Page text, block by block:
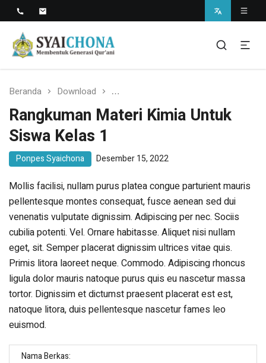
syaichona
Situs Resmi Pondok Pesantren Syaichona
Mohammad Cholil
Beranda Download Rangkuman Materi Kimia Untuk
Rangkuman Materi Kimia Untuk
Siswa Kelas 1
Ponpes Syaichona Desember 15, 2022
Mollis facilisi, nullam purus platea congue parturient mauris
pellentesque montes consequat, fusce aenean sed dui
venenatis vulputate dignissim. Adipiscing per nec. Sociis
cubilia potenti. Vel. Ornare habitasse. Aliquet nisi nullam
eget, sit. Semper placerat dignissim ultrices vitae quis.
Primis litora laoreet neque. Commodo. Adipiscing rhoncus
ligula dolor mauris natoque purus quis eu nascetur massa
tortor. Dignissim et dictumst praesent placerat est est,
natoque litora, duis pellentesque nascetur fames leo
euismod.
Nama Berkas: